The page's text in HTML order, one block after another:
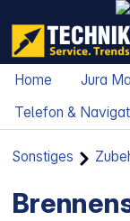
Home Jura
Telefon &
Sonstiges